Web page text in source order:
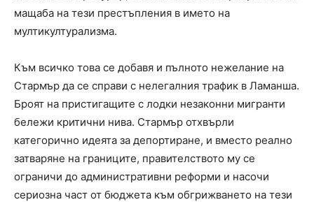
мащаба на тези престъпления в името на
мултикултурализма.
Към всичко това се добавя и пълното нежелание на
Стармър да се справи с нелегалния трафик в Ламанша.
Броят на пристигащите с лодки незаконни мигранти
бележи критични нива. Стармър отхвърли
категорично идеята за депортиране, и вместо реално
затваряне на границите, правителството му се
ограничи до административни реформи и насочи
сериозна част от бюджета към обгрижването на тези